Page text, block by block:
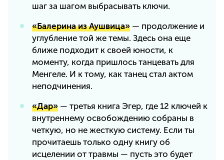
шаг за шагом выбрасывать ключи.
«Балерина из Аушвица» — продолжение и
углубление той же темы. Здесь она еще
ближе подходит к своей юности, к
моменту, когда пришлось танцевать для
Менгеле. И к тому, как танец стал актом
неподчинения.
«Дар» — третья книга Эгер, где 12 ключей к
внутреннему освобождению собраны в
четкую, но не жесткую систему. Если ты
прочитаешь только одну книгу об
исцелении от травмы — пусть это будет